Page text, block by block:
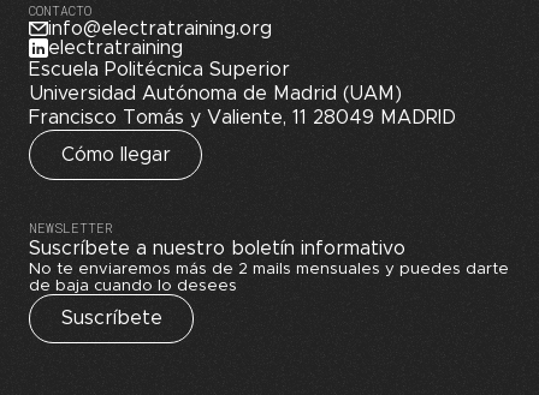
CONTACTO
info@electratraining.org
electratraining
Escuela Politécnica Superior
Universidad Autónoma de Madrid (UAM)
Francisco Tomás y Valiente, 11 28049 MADRID
Cómo llegar
NEWSLETTER
Suscríbete a nuestro boletín informativo
No te enviaremos más de 2 mails mensuales y puedes darte
de baja cuando lo desees
Suscríbete